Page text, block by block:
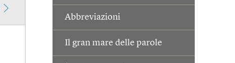
Abbreviazioni
Il gran mare delle parole